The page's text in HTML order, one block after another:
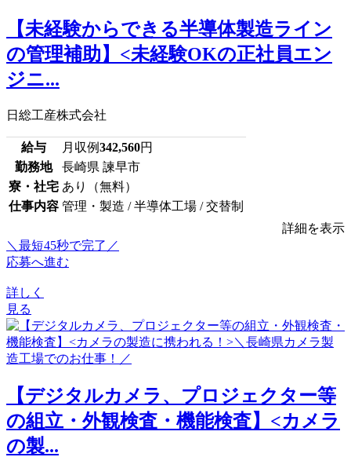
【未経験からできる半導体製造ライン
の管理補助】<未経験OKの正社員エン
ジニ...
日総工産株式会社
給与 月収例342,560円
勤務地
長崎県 諫早市
寮・社宅 あり（無料）
仕事内容 管理・製造 / 半導体工場 / 交替制
詳細を表示
＼最短45秒で完了／
応募へ進む
詳しく
見る
【デジタルカメラ、プロジェクター等
の組立・外観検査・機能検査】<カメラ
の製...